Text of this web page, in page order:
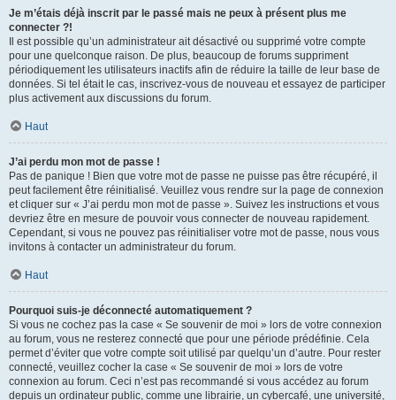
Je m’étais déjà inscrit par le passé mais ne peux à présent plus me
connecter ?!
Il est possible qu’un administrateur ait désactivé ou supprimé votre compte
pour une quelconque raison. De plus, beaucoup de forums suppriment
périodiquement les utilisateurs inactifs afin de réduire la taille de leur base de
données. Si tel était le cas, inscrivez-vous de nouveau et essayez de participer
plus activement aux discussions du forum.
Haut
J’ai perdu mon mot de passe !
Pas de panique ! Bien que votre mot de passe ne puisse pas être récupéré, il
peut facilement être réinitialisé. Veuillez vous rendre sur la page de connexion
et cliquer sur « J’ai perdu mon mot de passe ». Suivez les instructions et vous
devriez être en mesure de pouvoir vous connecter de nouveau rapidement.
Cependant, si vous ne pouvez pas réinitialiser votre mot de passe, nous vous
invitons à contacter un administrateur du forum.
Haut
Pourquoi suis-je déconnecté automatiquement ?
Si vous ne cochez pas la case « Se souvenir de moi » lors de votre connexion
au forum, vous ne resterez connecté que pour une période prédéfinie. Cela
permet d’éviter que votre compte soit utilisé par quelqu’un d’autre. Pour rester
connecté, veuillez cocher la case « Se souvenir de moi » lors de votre
connexion au forum. Ceci n’est pas recommandé si vous accédez au forum
depuis un ordinateur public, comme une librairie, un cybercafé, une université,